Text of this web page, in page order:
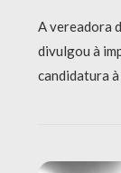
A vereadora
divulgou à
candidatura